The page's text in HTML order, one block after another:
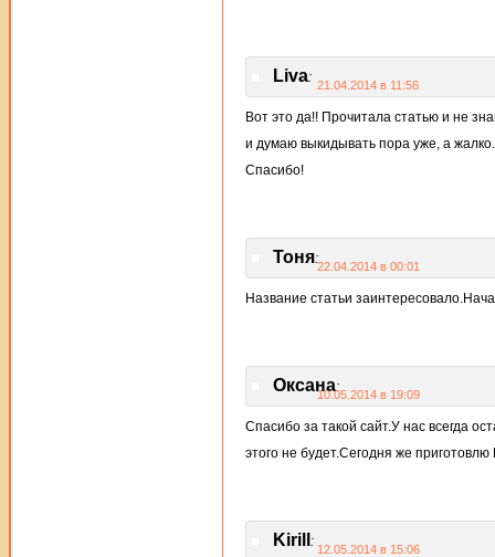
Liva:
21.04.2014 в 11:56
Вот это да!! Прочитала статью и не
и думаю выкидывать пора уже, а
Спасибо!
Тоня:
22.04.2014 в 00:01
Название статьи
Оксана:
10.05.2014 в 19:09
Спасибо за такой сайт.У нас всегда
этого не будет.Сегодня же
Kirill :
12.05.2014 в 15:06